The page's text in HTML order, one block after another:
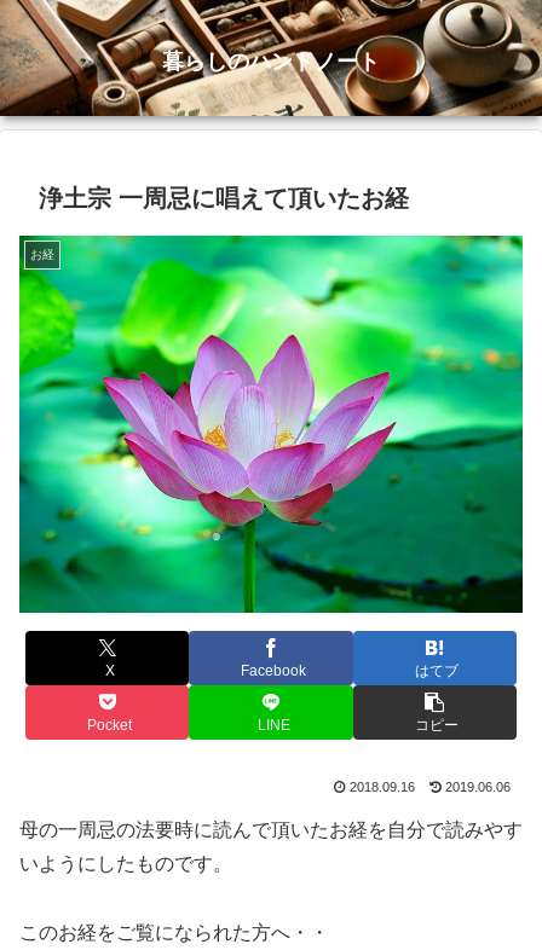
暮らしのハンドノート
浄土宗 一周忌に唱えて頂いたお経
お経
X Facebook はてブ
Pocket LINE コピー
2018.09.16 2019.06.06
母の一周忌の法要時に読んで頂いたお経を自分で読みやす
いようにしたものです。
このお経をご覧になられた方へ・・